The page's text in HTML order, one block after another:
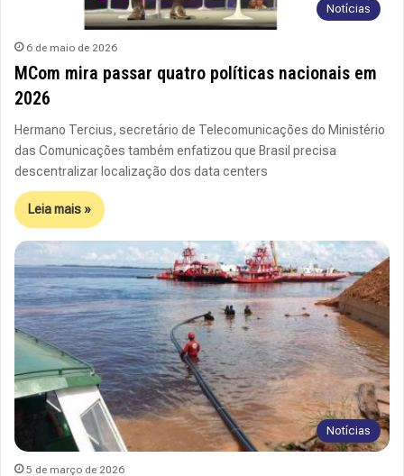
Notícias
6 de maio de 2026
MCom mira passar quatro políticas nacionais em
2026
Hermano Tercius, secretário de Telecomunicações do Ministério
das Comunicações também enfatizou que Brasil precisa
descentralizar localização dos data centers
Leia mais »
Notícias
5 de março de 2026